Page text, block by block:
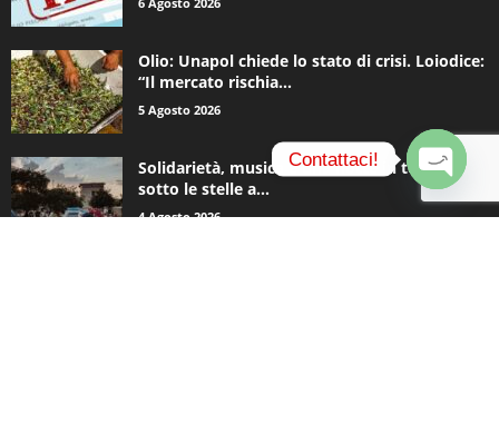
Olio: Unapol chiede lo stato di crisi. Loiodice:
“Il mercato rischia...
5 Agosto 2026
Solidarietà, musica e una notte in tenda
sotto le stelle a...
4 Agosto 2026
Contattaci!
O